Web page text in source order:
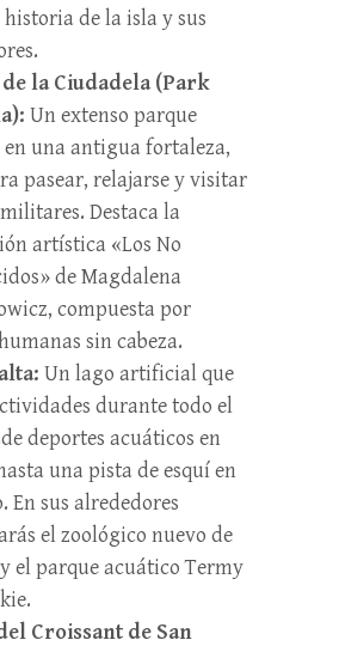
de la isla y sus
la Ciudadela (Park
Un extenso parque
una antigua fortaleza,
pasear, relajarse y visitar
Destaca la
artística «Los No
de Magdalena
compuesta por
sin cabeza.
Un lago artificial que
durante todo el
deportes acuáticos en
una pista de esquí en
En sus alrededores
el zoológico nuevo de
el parque acuático Termy
Croissant de San